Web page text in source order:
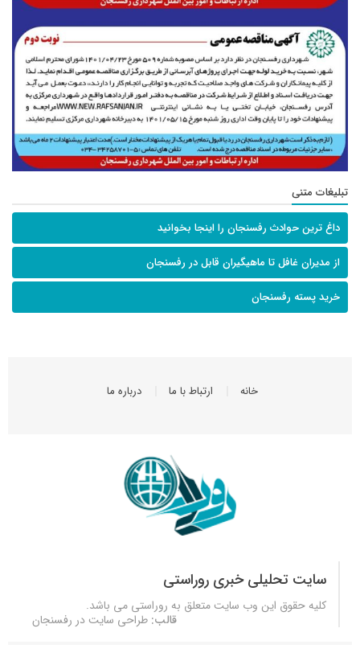
تبلیغات متنی
داغ ترین حوادث رفسنجان را اینجا بخوانید
از مدیران غافل تا ماهیگیران قابل در رفسنجان
خرید پسته رفسنجان
خانه ارتباط با ما درباره ما
سایت تحلیلی خبری روراستی
کلیه حقوق این وب سایت متعلق به روراستی می باشد.
قالب: طراحی سایت در رفسنجان